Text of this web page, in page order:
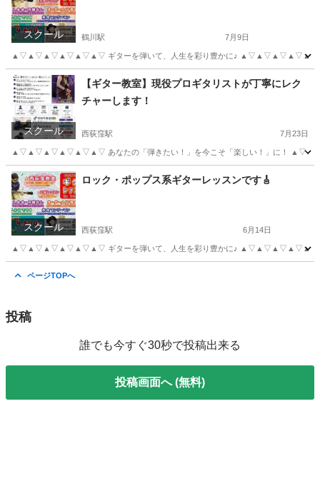
スクール 鶴川駅 7月9日
▲▽▲▽▲▽▲▽▲▽▲▽ ギターを弾いて、人生を彩り豊かに♪ ▲▽▲▽▲▽▲▽▲▽▲▽ ROCK
東京 町田市 鶴川駅 ギター レッスン
スクール
【ギター教室】現役プロギタリストが丁寧にレク
チャーします！
西荻窪駅 7月23日
▲▽▲▽▲▽▲▽▲▽▲▽ あなたの「弾きたい！」を今こそ「楽しい！」に！
東京 杉並区 西荻窪駅 ギター レッスン
スクール
ロック・ポップス系ギターレッスンです🎸
西荻窪駅 6月14日
▲▽▲▽▲▽▲▽▲▽▲▽ ギターを弾いて、人生を彩り豊かに♪ ▲▽▲▽▲▽▲▽▲▽▲▽ 親切・
ページTOPへ
投稿
誰でも今すぐ30秒で投稿出来る
投稿画面へ (無料)